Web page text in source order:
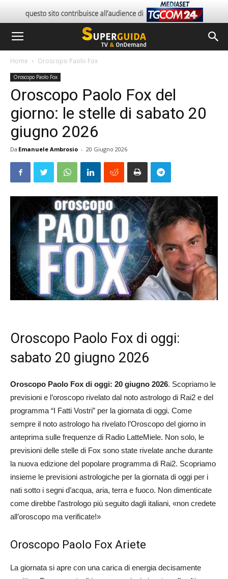
Home Oroscopo Paolo Fox
Oroscopo Paolo Fox
Oroscopo Paolo Fox del
giorno: le stelle di sabato 20
giugno 2026
Da Emanuele Ambrosio - 20 Giugno 2026
Oroscopo Paolo Fox di oggi:
sabato 20 giugno 2026
Oroscopo Paolo Fox di oggi: 20 giugno 2026. Scopriamo le
previsioni e l’oroscopo rivelato dal noto astrologo di Rai2 e del
programma “I Fatti Vostri” per la giornata di oggi. Come
sempre il noto astrologo ha rivelato l’Oroscopo del giorno in
anteprima sulle frequenze di Radio LatteMiele. Non solo, le
previsioni delle stelle di Fox sono state rivelate anche durante
la nuova edizione del popolare programma di Rai2. Scopriamo
insieme le previsioni astrologiche per la giornata di oggi per i
nati sotto i segni d’acqua, aria, terra e fuoco. Non dimenticate
come direbbe l’astrologo più seguito dagli italiani, «non credete
all’oroscopo ma verificate!»
Oroscopo Paolo Fox Ariete
La giornata si apre con una carica di energia decisamente